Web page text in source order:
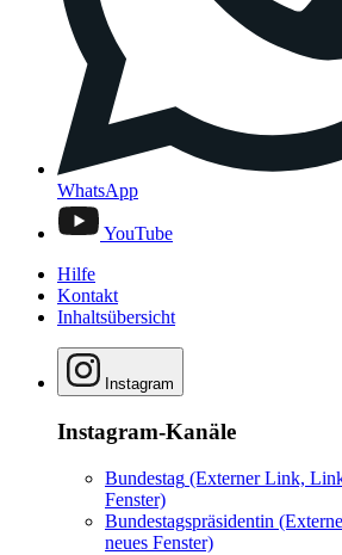
WhatsApp
YouTube
Hilfe
Kontakt
Inhaltsübersicht
Instagram
Instagram-Kanäle
Bundestag (Externer Link,
Fenster)
Bundestagspräsidentin
neues Fenster)